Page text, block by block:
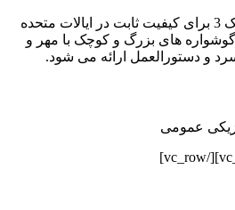
گوشی پزشکی لیتمن کلاسیک 3 برای کیفیت ثابت در ایالات متحده
های بزرگ و کوچک با مهر و
و دستورالعمل ارائه می شود.
عمومی